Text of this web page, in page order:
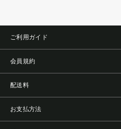
ご利用ガイド
会員規約
配送料
お支払方法